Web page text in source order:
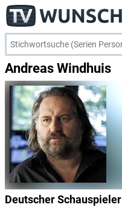
Andreas Windhuis
Deutscher Schauspieler